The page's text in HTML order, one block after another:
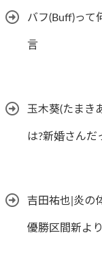
バフ(Buff)って
言
玉木葵(たまき
は?新婚さんだ
吉田祐也|炎の
優勝区間新より